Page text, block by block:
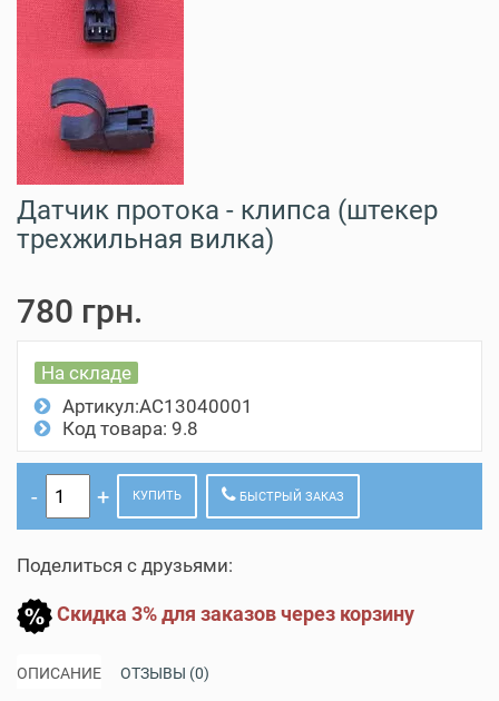
Датчик протока - клипса (штекер
трехжильная вилка)
780 грн.
На складе
Артикул:AC13040001
Код товара: 9.8
КУПИТЬ БЫСТРЫЙ ЗАКАЗ
Поделиться с друзьями:
Скидка 3% для заказов через корзину
ОПИСАНИЕ ОТЗЫВЫ (0)